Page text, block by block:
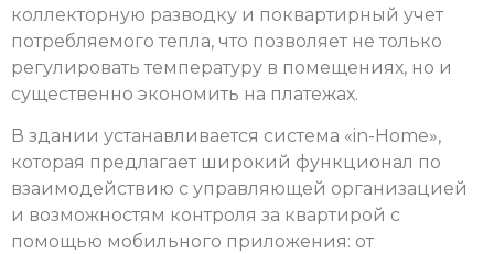
коллекторную разводку и поквартирный учет
потребляемого тепла, что позволяет не только
регулировать температуру в помещениях, но и
существенно экономить на платежах.
В здании устанавливается система «in-Home»,
которая предлагает широкий функционал по
взаимодействию с управляющей организацией
и возможностям контроля за квартирой с
помощью мобильного приложения: от